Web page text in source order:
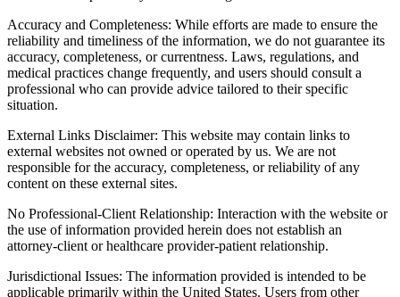
Accuracy and Completeness: While efforts are made to ensure the
reliability and timeliness of the information, we do not guarantee its
accuracy, completeness, or currentness. Laws, regulations, and
medical practices change frequently, and users should consult a
professional who can provide advice tailored to their specific
situation.
External Links Disclaimer: This website may contain links to
external websites not owned or operated by us. We are not
responsible for the accuracy, completeness, or reliability of any
content on these external sites.
No Professional-Client Relationship: Interaction with the website or
the use of information provided herein does not establish an
attorney-client or healthcare provider-patient relationship.
Jurisdictional Issues: The information provided is intended to be
applicable primarily within the United States. Users from other